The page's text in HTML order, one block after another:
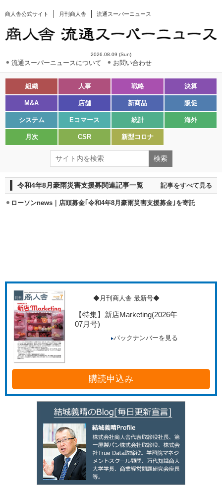
商人舎公式サイト 月刊商人舎 流通スーパーニュース
2026.08.09 (Sun)
流通スーパーニュースについて お問い合わせ
組織 人事 戦略 決算
M&A 店舗 新商品 販促
システム Eコマース 統計 海外
月次 CSR 新型コロナ
令和4年8月豪雨災害支援募関連記事一覧 記事をすべて見る
ローソンnews｜店頭募金｢令和4年8月豪雨災害支援募金｣を寄託
◆月刊商人舎 最新号◆
【特集】新店Marketing(2026年
07月号)
バックナンバーを見る
購読申込み